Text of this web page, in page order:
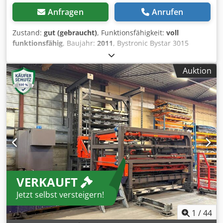
Anfragen Anrufen
Zustand: gut (gebraucht), Funktionsfähigkeit: voll
funktionsfähig, Baujahr: 2011, Bystronic Bystar 3015
Flachbettlaser CO² + Bytrans Cross 3015 (Blechautomation)
Lasermedium CO2 Laserdiameter 20mm Laserleistung 4,4
KW Maschinenabmaße (L/B/H) 9500/6500/3500 (Doldson
Absaugung) Tischlänge und Breite 3000/1500
Schneidbereich -x/-y 3000/1500 Blechstärke Stahl 25
Blechstärke Edelstahl 20 Blechstärke Aluminium 12
Betriebsstunden Maschine 106.367h Chedpfx Amjyztchjroa
Betriebsstunden Laser (Anregung Modul) 73.725h
Betriebsstunden Strahl ein 50.873h Inklusive Absaugung
Depro 6-SPRK Resonator Bylaser 4400 Kühlaggregat WKL
430 Zwischenverkauf , Änderungen und Irttümer
vorbehalten !
Auktion
VERKAUFT
Jetzt selbst versteigern!
1 /44